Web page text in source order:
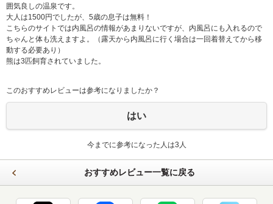
囲気良しの温泉です。
大人は1500円でしたが、5歳の息子は無料！
こちらのサイトでは内風呂の情報があまりないですが、内風呂にも入れるので
ちゃんと体も洗えますよ。（露天から内風呂に行く場合は一回着替えてから移
動する必要あり）
熊は3匹飼育されていました。
このおすすめレビューは参考になりましたか？
はい
今までに参考になった人は3人
おすすめレビュー一覧に戻る